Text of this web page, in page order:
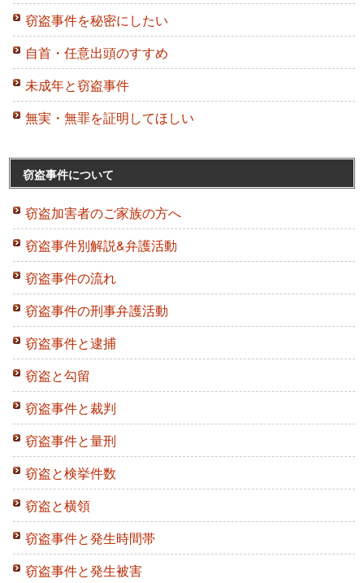
窃盗事件を秘密にしたい
自首・任意出頭のすすめ
未成年と窃盗事件
無実・無罪を証明してほしい
窃盗事件について
窃盗加害者のご家族の方へ
窃盗事件別解説&弁護活動
窃盗事件の流れ
窃盗事件の刑事弁護活動
窃盗事件と逮捕
窃盗と勾留
窃盗事件と裁判
窃盗事件と量刑
窃盗と検挙件数
窃盗と横領
窃盗事件と発生時間帯
窃盗事件と発生被害